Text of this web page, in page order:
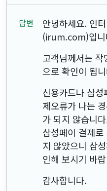
안녕하세요. 인
(irum.com)입니
고객님께서는
으로 확인이 됩
신용카드나 삼
제오류가 나는
가 되지 않습니
삼성페이 결제로
지 않았으니 삼
인해 보시기 바
감사합니다.